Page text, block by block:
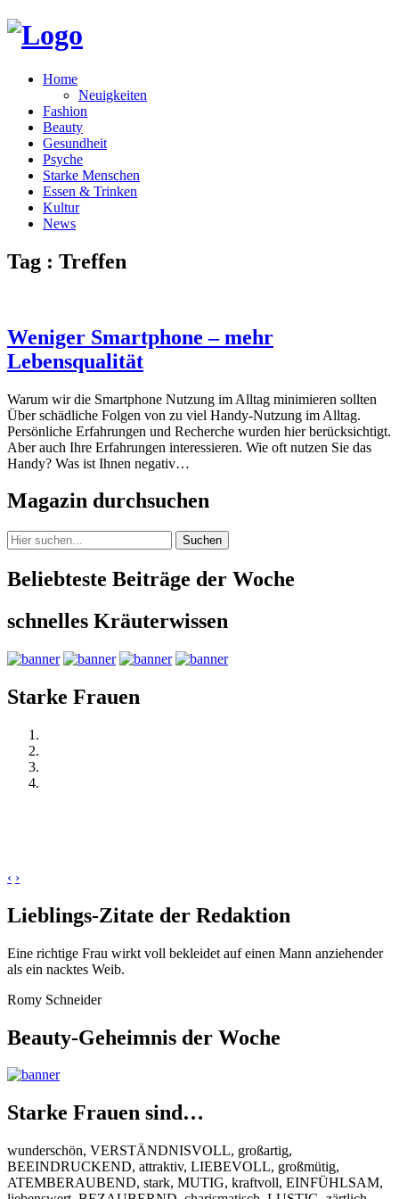
Home
Neuigkeiten
Fashion
Beauty
Gesundheit
Psyche
Starke Menschen
Essen & Trinken
Kultur
News
Tag : Treffen
Weniger Smartphone – mehr
Lebensqualität
Warum wir die Smartphone Nutzung im Alltag minimieren sollten
Über schädliche Folgen von zu viel Handy-Nutzung im Alltag.
Persönliche Erfahrungen und Recherche wurden hier berücksichtigt.
Aber auch Ihre Erfahrungen interessieren. Wie oft nutzen Sie das
Handy? Was ist Ihnen negativ…
Magazin durchsuchen
Suchen
Beliebteste Beiträge der Woche
schnelles Kräuterwissen
Starke Frauen
‹ ›
Lieblings-Zitate der Redaktion
Eine richtige Frau wirkt voll bekleidet auf einen Mann anziehender
als ein nacktes Weib.
Romy Schneider
Beauty-Geheimnis der Woche
Starke Frauen sind…
wunderschön, VERSTÄNDNISVOLL, großartig,
BEEINDRUCKEND, attraktiv, LIEBEVOLL, großmütig,
ATEMBERAUBEND, stark, MUTIG, kraftvoll, EINFÜHLSAM,